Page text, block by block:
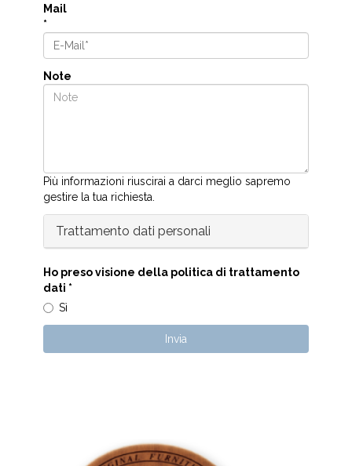
Mail
*
Note
Più informazioni riuscirai a darci meglio sapremo
gestire la tua richiesta.
Trattamento dati personali
Ho preso visione della politica di trattamento
dati *
Sì
Invia